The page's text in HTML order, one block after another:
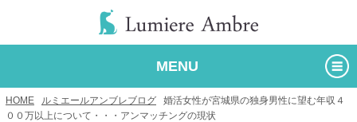
MENU
HOME ルミエールアンブレブログ
婚活女性が宮城県の独身男性に望む年収４
００万以上について・・・アンマッチングの現状